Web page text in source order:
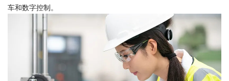
车和数字控制。